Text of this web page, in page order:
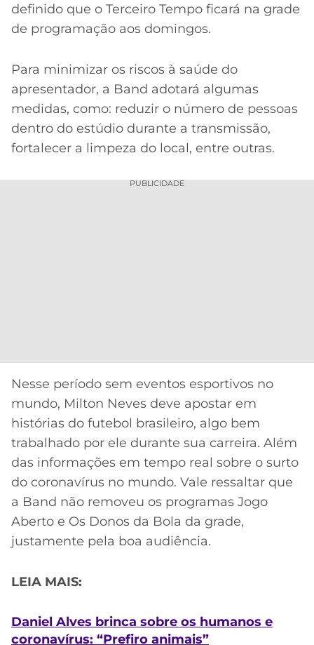
definido que o Terceiro Tempo ficará na grade
de programação aos domingos.
Para minimizar os riscos à saúde do
apresentador, a Band adotará algumas
medidas, como: reduzir o número de pessoas
dentro do estúdio durante a transmissão,
fortalecer a limpeza do local, entre outras.
PUBLICIDADE
Nesse período sem eventos esportivos no
mundo, Milton Neves deve apostar em
histórias do futebol brasileiro, algo bem
trabalhado por ele durante sua carreira. Além
das informações em tempo real sobre o surto
do coronavírus no mundo. Vale ressaltar que
a Band não removeu os programas Jogo
Aberto e Os Donos da Bola da grade,
justamente pela boa audiência.
LEIA MAIS:
Daniel Alves brinca sobre os humanos e
coronavírus: “Prefiro animais”